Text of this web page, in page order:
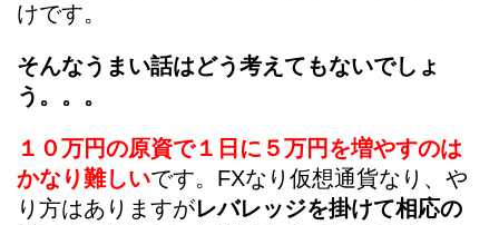
けです。
そんなうまい話はどう考えてもないでしょ
う。。。
１０万円の原資で１日に５万円を増やすのは
かなり難しいです。FXなり仮想通貨なり、や
り方はありますがレバレッジを掛けて相応の